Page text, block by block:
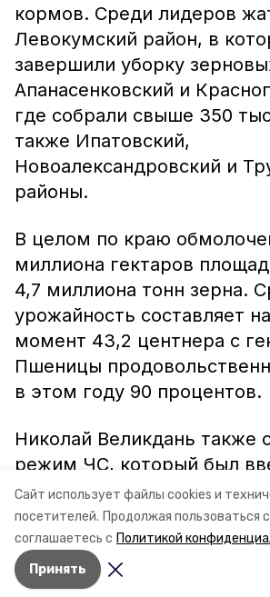
Сайт использует файлы cookies и
посетителей. Продолжая пользоваться
соглашаетесь с Политикой
Принять
кормов. Среди лидеров
Левокумский район, в
завершили уборку
Апанасенковский и
где собрали свыше 350
также Ипатовский,
Новоалександровский и
районы.
В целом по краю
миллиона гектаров
4,7 миллиона тонн зерна.
урожайность составляет
момент 43,2 центнера с
Пшеницы
в этом году 90 процентов.
Николай Великдань также
режим ЧС, который был
нескольких районах
нашествия саранчи, уже
Авторы: Кира Лютова